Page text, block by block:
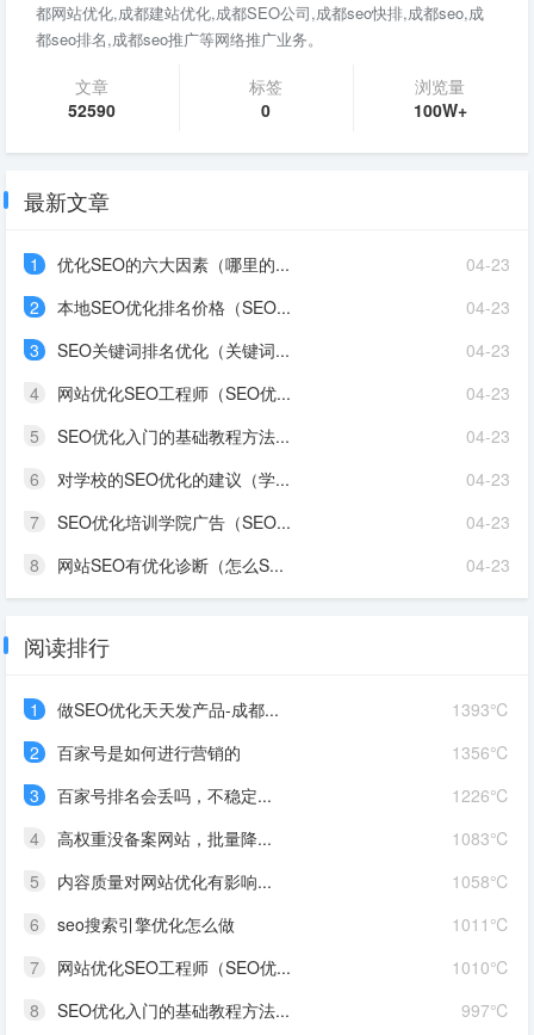
都网站优化,成都建站优化,成都SEO公司,成都seo快排,成都seo,成
都seo排名,成都seo推广等网络推广业务。
文章
52590
标签
0
浏览量
100W+
最新文章
04-23
1
优化SEO的六大因素（哪里的...
04-23
2
本地SEO优化排名价格（SEO...
04-23
3
SEO关键词排名优化（关键词...
04-23
4
网站优化SEO工程师（SEO优...
04-23
5
SEO优化入门的基础教程方法...
04-23
6
对学校的SEO优化的建议（学...
04-23
7
SEO优化培训学院广告（SEO...
04-23
8 网站SEO有优化诊断（怎么S...
阅读排行
1393℃
1
做SEO优化天天发产品-成都...
1356℃
2
百家号是如何进行营销的
1226℃
3
百家号排名会丢吗，不稳定...
1083℃
4
高权重没备案网站，批量降...
1058℃
5
内容质量对网站优化有影响...
1011℃
6
seo搜索引擎优化怎么做
1010℃
7
网站优化SEO工程师（SEO优...
997℃
8 SEO优化入门的基础教程方法...